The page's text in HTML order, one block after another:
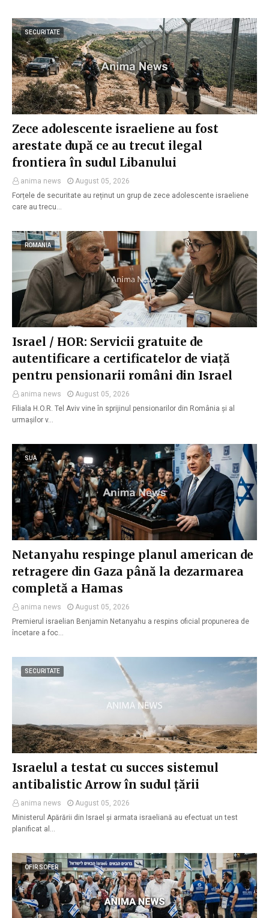
SECURITATE
Zece adolescente israeliene au fost
arestate după ce au trecut ilegal
frontiera în sudul Libanului
anima news
August 05, 2026
Forțele de securitate au reținut un grup de zece adolescente israeliene
care au trecu…
ROMANIA
Israel / HOR: Servicii gratuite de
autentificare a certificatelor de viață
pentru pensionarii români din Israel
anima news
August 05, 2026
Filiala H.O.R. Tel Aviv vine în sprijinul pensionarilor din România și al
urmașilor v…
SUA
Netanyahu respinge planul american de
retragere din Gaza până la dezarmarea
completă a Hamas
anima news
August 05, 2026
Premierul israelian Benjamin Netanyahu a respins oficial propunerea de
încetare a foc…
SECURITATE
Israelul a testat cu succes sistemul
antibalistic Arrow în sudul țării
anima news
August 05, 2026
Ministerul Apărării din Israel și armata israeliană au efectuat un test
planificat al…
OFIR SOFER